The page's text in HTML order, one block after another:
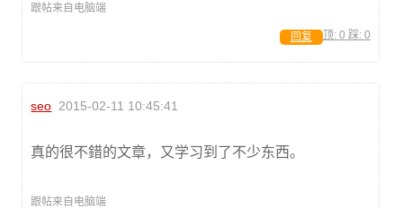
跟帖来自电脑端
顶: 0 踩: 0
回复
seo 2015-02-11 10:45:41
真的很不錯的文章，又学习到了不少东西。
跟帖来自电脑端